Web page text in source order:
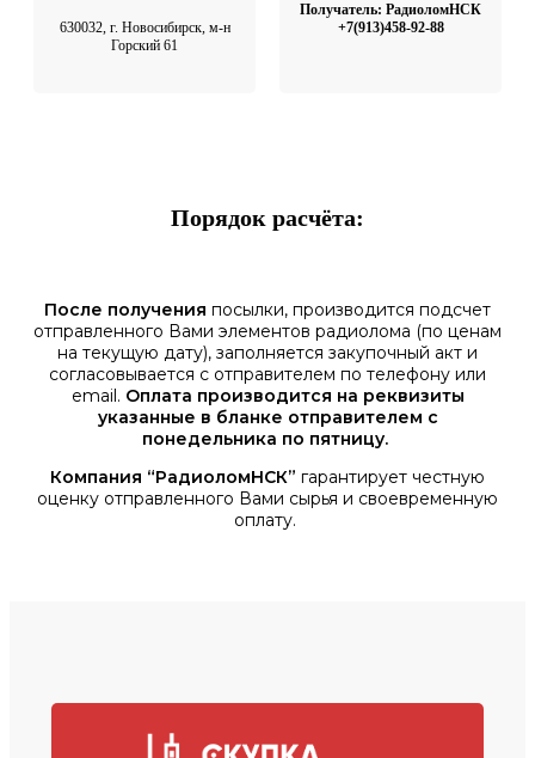
630032, г. Новосибирск, м-н
Горский 61
Получатель: РадиоломНСК
+7(913)458-92-88
Порядок расчёта:
После получения посылки, производится подсчет
отправленного Вами элементов радиолома (по ценам
на текущую дату), заполняется закупочный акт и
согласовывается с отправителем по телефону или
email. Оплата производится на реквизиты
указанные в бланке отправителем с
понедельника по пятницу.
Компания “РадиоломНСК” гарантирует честную
оценку отправленного Вами сырья и своевременную
оплату.